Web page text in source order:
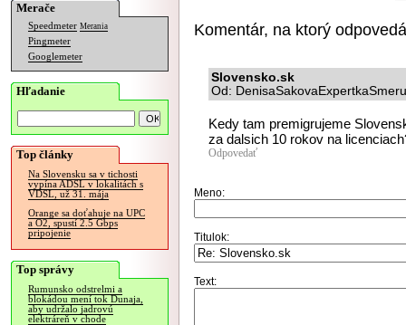
Merače
Speedmeter Merania
Pingmeter
Googlemeter
Hľadanie
Top články
Na Slovensku sa v tichosti
vypína ADSL v lokalitách s
VDSL, už 31. mája
Orange sa doťahuje na UPC
a O2, spustí 2.5 Gbps
pripojenie
Top správy
Rumunsko odstrelmi a
blokádou mení tok Dunaja,
aby udržalo jadrovú
elektráreň v chode
Komentár, na ktorý
Slovensko.sk
Od:
Kedy tam premigrujeme
za dalsich 10 rokov na
Odpovedať
Meno:
Titulok:
Text: